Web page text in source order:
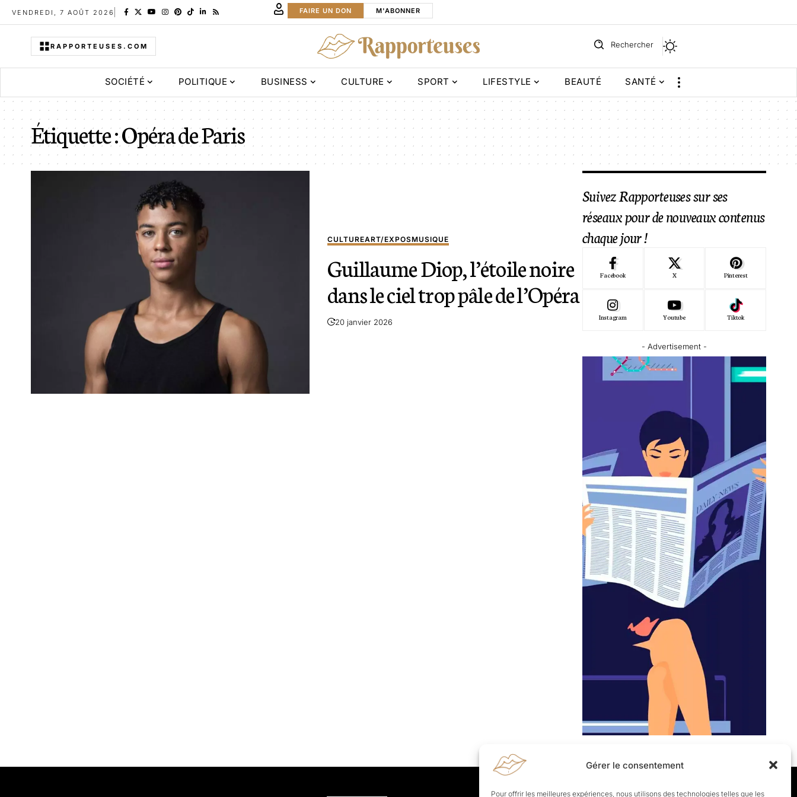
Gérer le consentement
Pour offrir les meilleures expériences, nous utilisons des technologies telles que les
VENDREDI, 7 AOÛT 2026 FAIRE UN DON M'ABONNER
RAPPORTEUSES.COM Rechercher
SOCIÉTÉ POLITIQUE BUSINESS CULTURE SPORT LIFESTYLE BEAUTÉ SANTÉ
Étiquette :Opéra de Paris
CULTUREART/EXPOSMUSIQUE
Guillaume Diop, l’étoile noire
dans le ciel trop pâle de l’Opéra
20 janvier 2026
Suivez Rapporteuses sur ses
réseaux pour de nouveaux contenus
chaque jour !
Facebook X Pinterest
Instagram Youtube Tiktok
- Advertisement -